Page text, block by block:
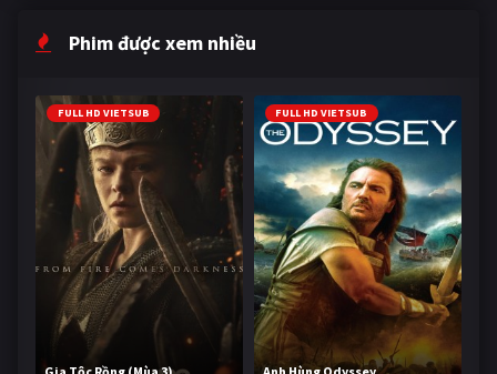
Phim được xem nhiều
FULL HD VIETSUB FULL HD VIETSUB